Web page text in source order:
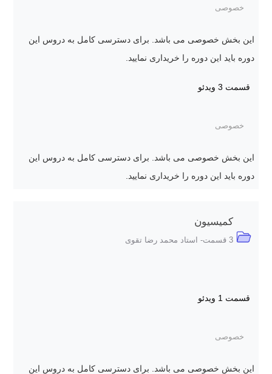
خصوصی
این بخش خصوصی می باشد. برای دسترسی کامل به دروس این
دوره باید این دوره را خریداری نمایید.
قسمت 3 ویدئو
خصوصی
این بخش خصوصی می باشد. برای دسترسی کامل به دروس این
دوره باید این دوره را خریداری نمایید.
کمیسیون
3 قسمت- استاد محمد رضا تقوی
قسمت 1 ویدئو
خصوصی
این بخش خصوصی می باشد. برای دسترسی کامل به دروس این